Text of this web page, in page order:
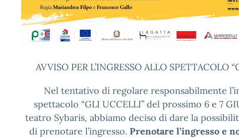
AVVISO PER L’INGRESSO ALLO SPETTACOLO
Nel tentativo di regolare responsabilmente
spettacolo “GLI UCCELLI” del prossimo 6 e 7
teatro Sybaris, abbiamo deciso di dare la
di prenotare l’ingresso. Prenotare l’ingresso e